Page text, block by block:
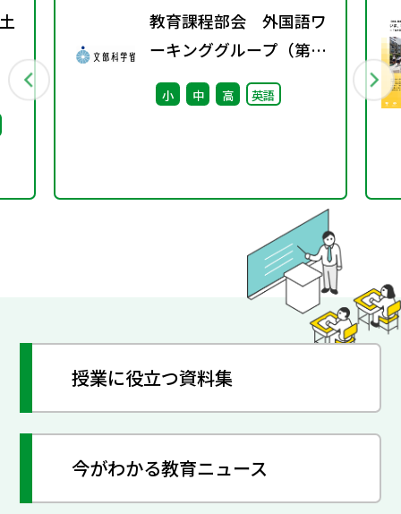
教育課程部会 外国語ワ
ーキンググループ（第9
回） 配付資料
小 中 高 英語
授業に役立つ資料集
今がわかる教育ニュース